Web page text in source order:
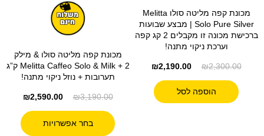
מכונת קפה מליטה סולו Melitta
Solo Pure Silver | מבצע שבועות
ברכישת מכונה זו מקבלים 2 קג קפה
וערכת ניקוי מתנה!
₪2,300.00
₪2,190.00
הוספה לסל
מכונת קפה מליטה סולו & מילק
Melitta Caffeo Solo & Milk + 2 ק”ג
תערובות + נוזל ניקוי מתנה!
₪3,190.00
₪2,590.00
בחר אפשרויות